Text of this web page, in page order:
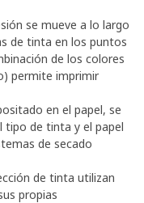
se mueve a lo largo
de tinta en los puntos
de los colores
permite imprimir
en el papel, se
tipo de tinta y el papel
de secado
de tinta utilizan
propias